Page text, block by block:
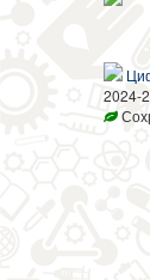
2024-